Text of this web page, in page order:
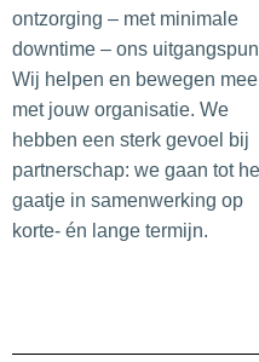
ontzorging – met minimale
downtime – ons
Wij helpen en bewegen mee
met jouw organisatie. We
hebben een sterk gevoel bij
partnerschap: we gaan tot
gaatje in samenwerking op
korte- én lange termijn.